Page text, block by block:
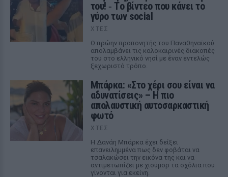
του! ‑ Tο βίντεο που κάνει το
γύρο των social
ΧΤΕΣ
Ο πρώην προπονητής του Παναθηναϊκού
απολαμβάνει τις καλοκαιρινές διακοπές
του στο ελληνικό νησί με έναν εντελώς
ξεχωριστό τρόπο.
Μπάρκα: «Στο χέρι σου είναι να
αδυνατίσεις» – Η πιο
απολαυστική αυτοσαρκαστική
φωτό
ΧΤΕΣ
Η Δανάη Μπάρκα έχει δείξει
επανειλημμένα πως δεν φοβάται να
τσαλακώσει την εικόνα της και να
αντιμετωπίζει με χιούμορ τα σχόλια που
γίνονται για εκείνη.